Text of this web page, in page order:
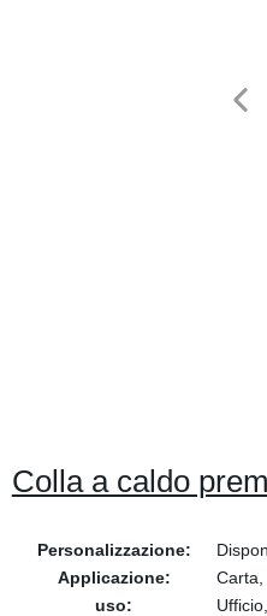
Colla a caldo
Personalizzazione:
Applicazione:
Carta,
uso: